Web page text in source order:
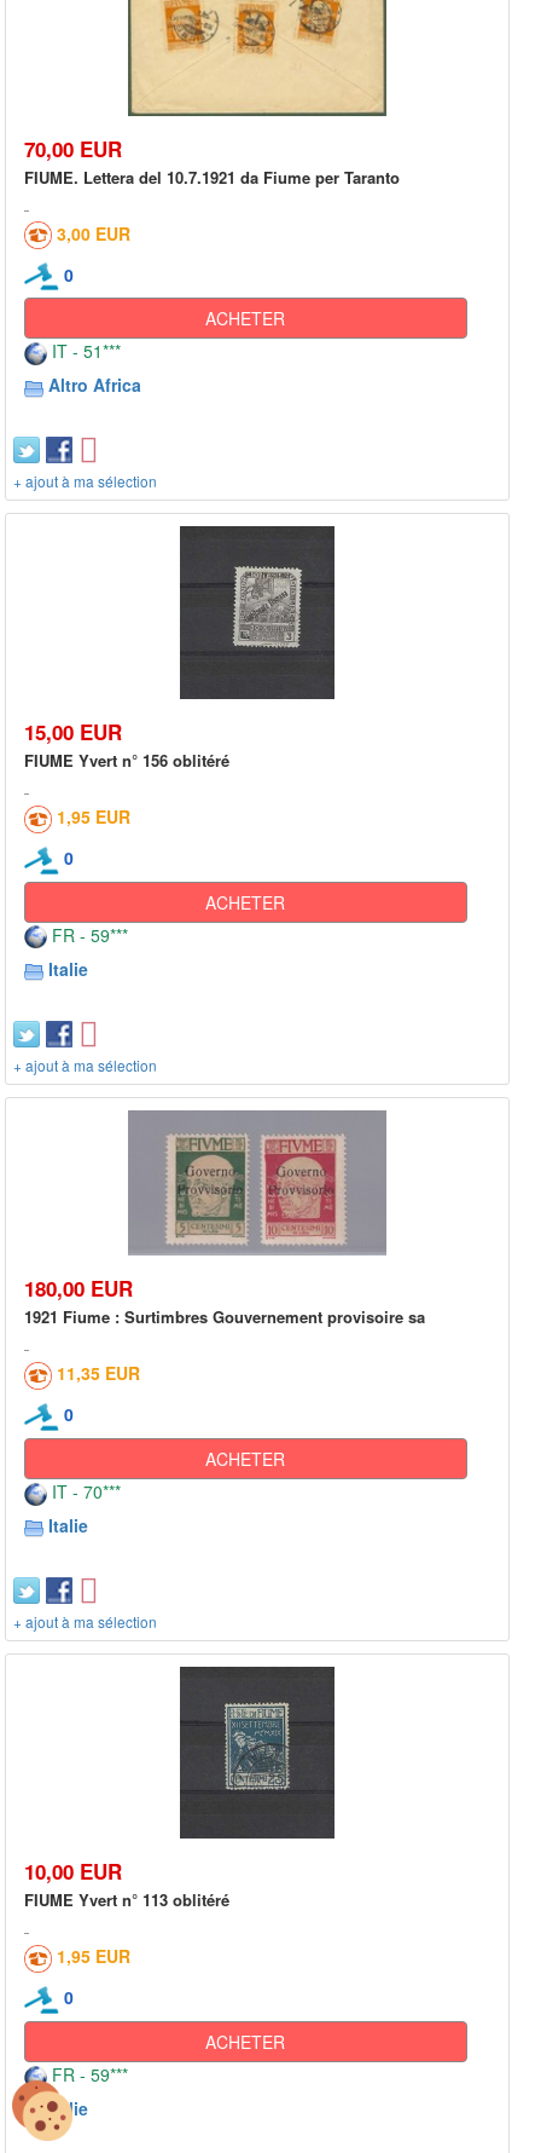
70,00 EUR
FIUME. Lettera del 10.7.1921 da Fiume per Taranto
3,00 EUR
0
ACHETER
IT - 51***
Altro Africa
+ ajout à ma sélection
15,00 EUR
FIUME Yvert n° 156 oblitéré
1,95 EUR
0
ACHETER
FR - 59***
Italie
+ ajout à ma sélection
180,00 EUR
1921 Fiume : Surtimbres Gouvernement provisoire sa
11,35 EUR
0
ACHETER
IT - 70***
Italie
+ ajout à ma sélection
10,00 EUR
FIUME Yvert n° 113 oblitéré
1,95 EUR
0
ACHETER
FR - 59***
Italie